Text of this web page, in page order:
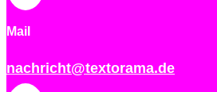
Mail
nachricht@textorama.de